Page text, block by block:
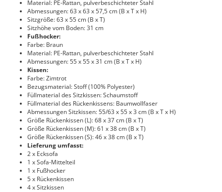
Material: PE-Rattan, pulverbeschichteter Stahl
Abmessungen: 63 x 63 x 57,5 cm (B x T x H)
Sitzgröße: 63 x 55 cm (B x T)
Sitzhöhe vom Boden: 31 cm
Fußhocker:
Farbe: Braun
Material: PE-Rattan, pulverbeschichteter Stahl
Abmessungen: 55 x 55 x 31 cm (B x T x H)
Kissen:
Farbe: Zimtrot
Bezugsmaterial: Stoff (100% Polyester)
Füllmaterial des Sitzkissen: Schaumstoff
Füllmaterial des Rückenkissens: Baumwollfaser
Abmessungen Sitzkissen: 55/63 x 55 x 3 cm (B x T x H)
Größe Rückenkissen (L): 68 x 37 cm (B x T)
Größe Rückenkissen (M): 61 x 38 cm (B x T)
Größe Rückenkissen (S): 46 x 38 cm (B x T)
Lieferung umfasst:
2 x Ecksofa
1 x Sofa-Mittelteil
1 x Fußhocker
5 x Rückenkissen
4 x Sitzkissen